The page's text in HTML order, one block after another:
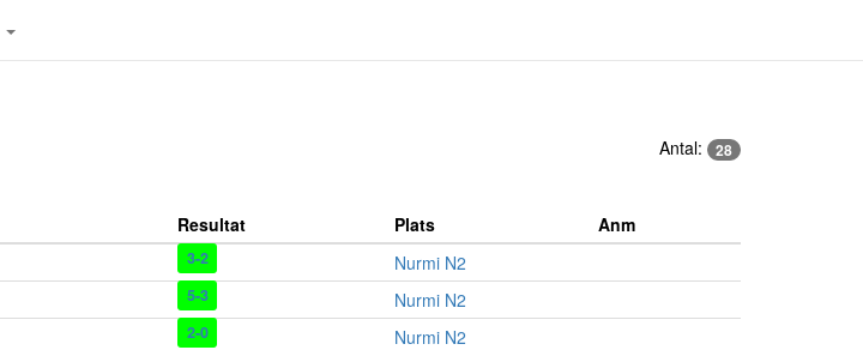
Antal: 28
Resultat Plats
Anm
3-2
Nurmi N2
5-3
Nurmi N2
2-0
Nurmi N2